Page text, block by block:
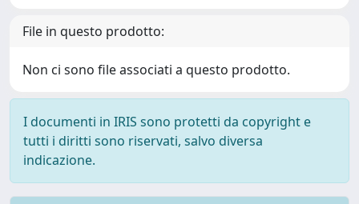
File in questo prodotto:
Non ci sono file associati a questo prodotto.
I documenti in IRIS sono protetti da copyright e
tutti i diritti sono riservati, salvo diversa
indicazione.